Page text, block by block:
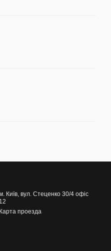
Київ, вул. Стеценко 30/4 офіс
12
Карта проезда